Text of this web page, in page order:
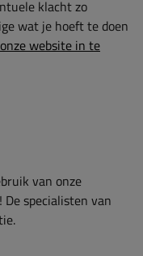
klacht zo
wat je hoeft te doen
website in te
van onze
specialisten van